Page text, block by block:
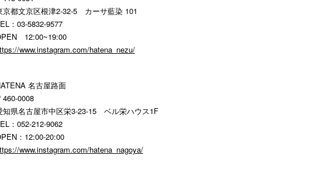
京都文京区根津2-32-5 カーサ藍染 101
：03-5832-9577
12:00~19:00
www.instagram.com/hatena_nezu/
名古屋路面
460-0008
知県名古屋市中区栄3-23-15 ベル栄ハウス1F
：052-212-9062
：12:00-20:00
www.instagram.com/hatena_nagoya/